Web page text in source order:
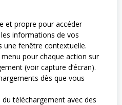
et propre pour accéder
informations de vos
une fenêtre contextuelle.
pour chaque action sur
(voir capture d’écran).
dès que vous
téléchargement avec des